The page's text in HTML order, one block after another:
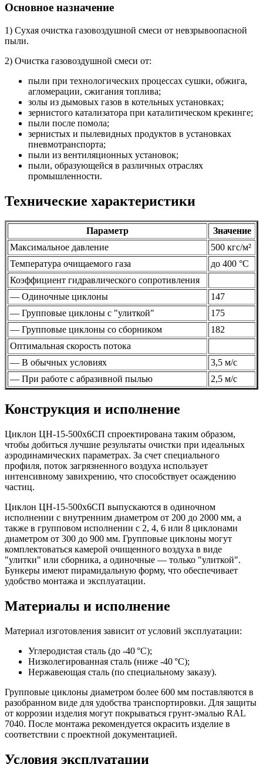
Основное назначение
1) Сухая очистка газовоздушной смеси от невзрывоопасной
пыли.
2) Очистка газовоздушной смеси от:
пыли при технологических процессах сушки, обжига,
агломерации, сжигания топлива;
золы из дымовых газов в котельных установках;
зернистого катализатора при каталитическом крекинге;
пыли после помола;
зернистых и пылевидных продуктов в установках
пневмотранспорта;
пыли из вентиляционных установок;
пыли, образующейся в различных отраслях
промышленности.
Технические характеристики
Параметр
Значение
Максимальное давление
500 кгс/м²
Температура очищаемого газа
до 400 °C
Коэффициент гидравлического сопротивления
— Одиночные циклоны
147
— Групповые циклоны с "улиткой"
175
— Групповые циклоны со сборником
182
Оптимальная скорость потока
— В обычных условиях
3,5 м/с
— При работе с абразивной пылью
2,5 м/с
Конструкция и исполнение
Циклон ЦН-15-500х6СП спроектирована таким образом,
чтобы добиться лучшие результаты очистки при идеальных
аэродинамических параметрах. За счет специального
профиля, поток загрязненного воздуха использует
интенсивному завихрению, что способствует осаждению
частиц.
Циклон ЦН-15-500х6СП выпускаются в одиночном
исполнении с внутренним диаметром от 200 до 2000 мм, а
также в групповом исполнении с 2, 4, 6 или 8 циклонами
диаметром от 300 до 900 мм. Групповые циклоны могут
комплектоваться камерой очищенного воздуха в виде
"улитки" или сборника, а одиночные — только "улиткой".
Бункеры имеют пирамидальную форму, что обеспечивает
удобство монтажа и эксплуатации.
Материалы и исполнение
Материал изготовления зависит от условий эксплуатации:
Углеродистая сталь (до -40 °C);
Низколегированная сталь (ниже -40 °C);
Нержавеющая сталь (по специальному заказу).
Групповые циклоны диаметром более 600 мм поставляются в
разобранном виде для удобства транспортировки. Для защиты
от коррозии изделия могут покрываться грунт-эмалью RAL
7040. После монтажа рекомендуется окрасить изделие в
соответствии с проектной документацией.
Условия эксплуатации